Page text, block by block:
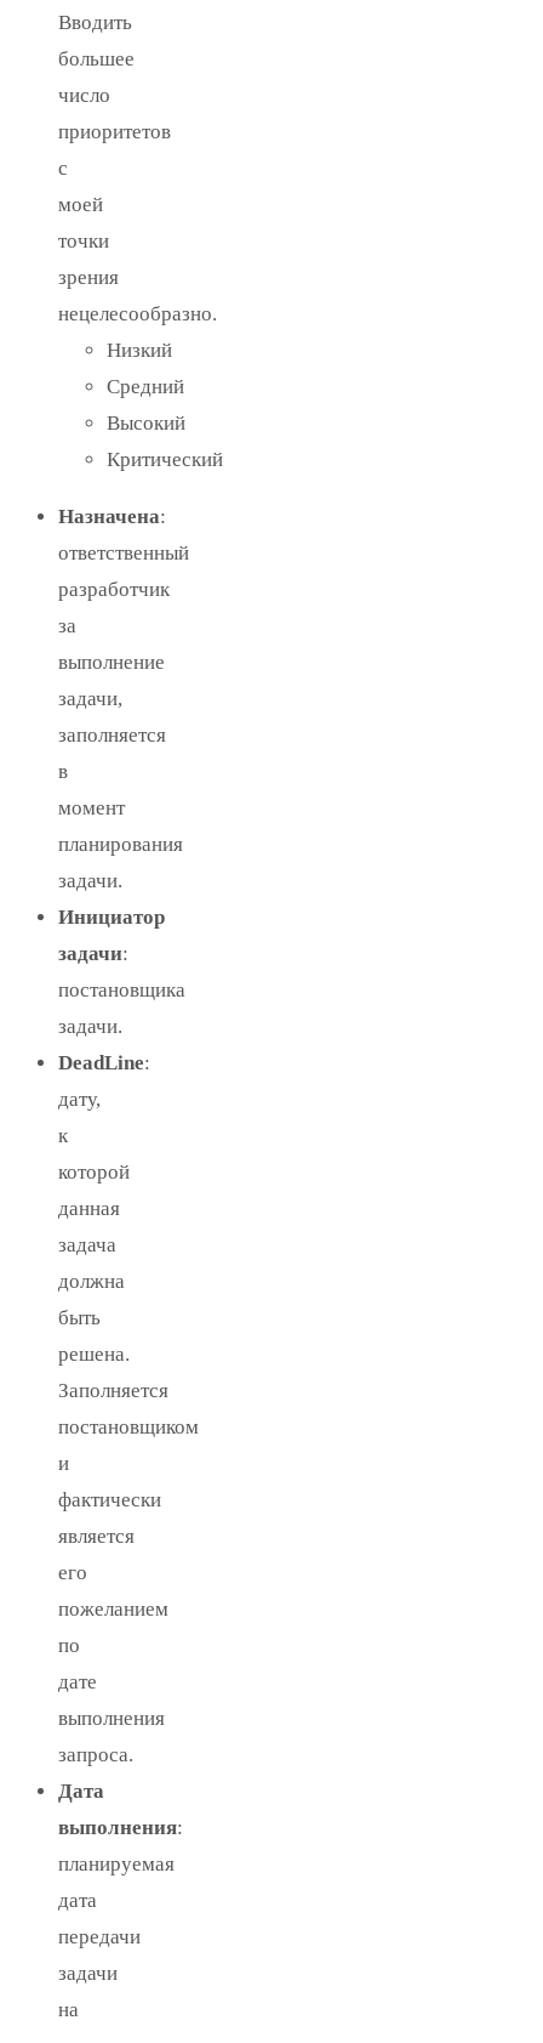
Вводить
большее
число
приоритетов
с
моей
точки
зрения
нецелесообразно.
Низкий
Средний
Высокий
Критический
Назначена:
ответственный
разработчик
за
выполнение
задачи,
заполняется
в
момент
планирования
задачи.
Инициатор
задачи:
постановщика
задачи.
DeadLine:
дату,
к
которой
данная
задача
должна
быть
решена.
Заполняется
постановщиком
и
фактически
является
его
пожеланием
по
дате
выполнения
запроса.
Дата
выполнения:
планируемая
дата
передачи
задачи
на